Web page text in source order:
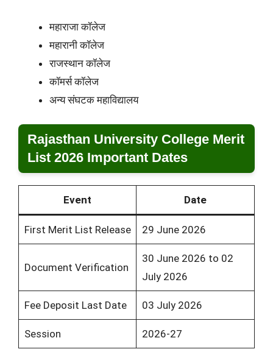
महाराजा कॉलेज
महारानी कॉलेज
राजस्थान कॉलेज
कॉमर्स कॉलेज
अन्य संघटक महाविद्यालय
Rajasthan University College Merit
List 2026 Important Dates
Event Date
First Merit List Release 29 June 2026
Document Verification
30 June 2026 to 02
July 2026
Fee Deposit Last Date 03 July 2026
Session 2026-27